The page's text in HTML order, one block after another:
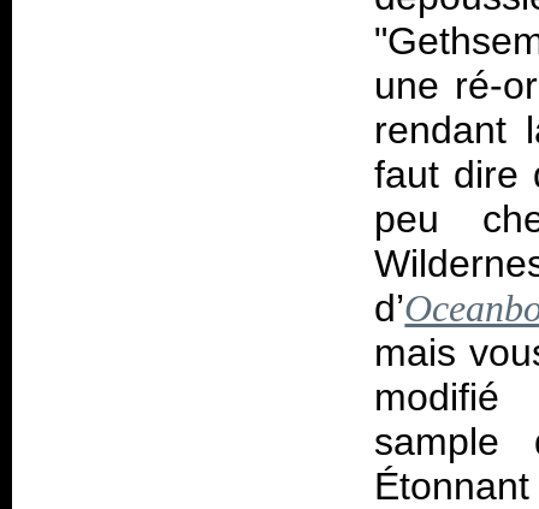
une ré-
rendant
faut dire
peu
d’
mais
modifié
sample